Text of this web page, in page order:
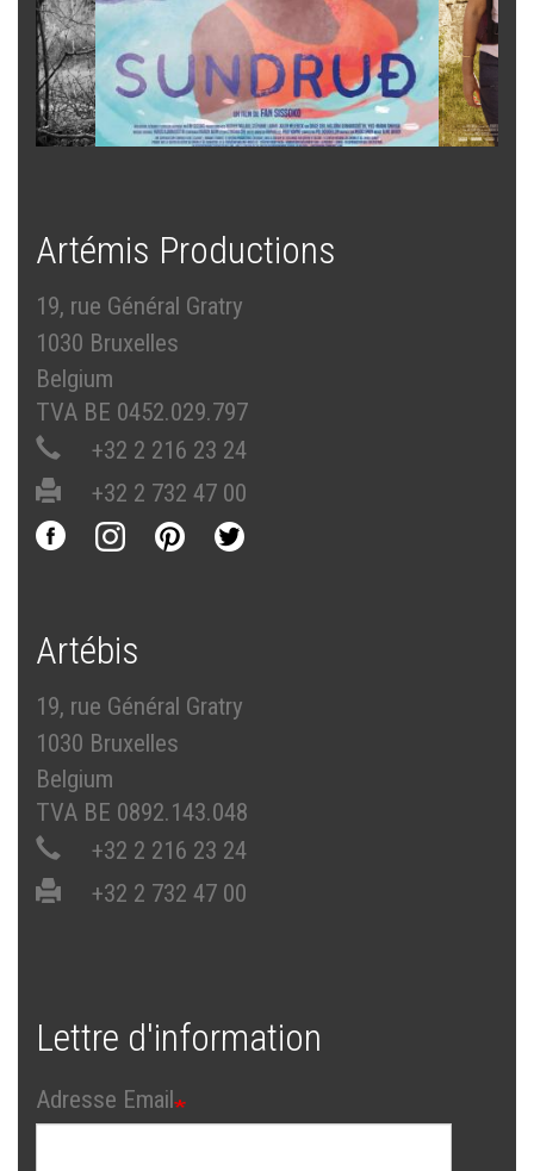
Artémis Productions
19, rue Général Gratry
1030 Bruxelles
Belgium
TVA BE 0452.029.797
+32 2 216 23 24
+32 2 732 47 00
Artébis
19, rue Général Gratry
1030 Bruxelles
Belgium
TVA BE 0892.143.048
+32 2 216 23 24
+32 2 732 47 00
Lettre d'information
Adresse Email